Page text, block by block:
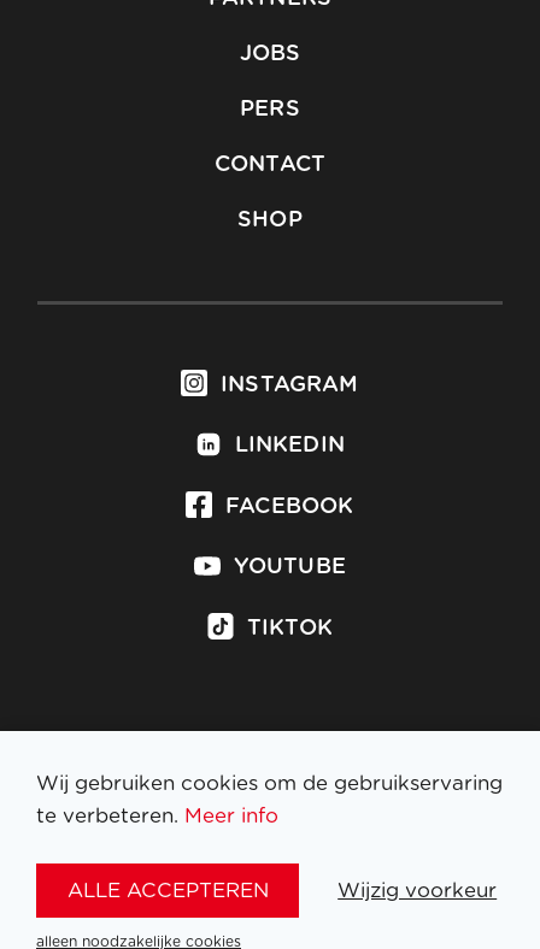
JOBS
PERS
CONTACT
SHOP
INSTAGRAM
LINKEDIN
FACEBOOK
YOUTUBE
TIKTOK
Inschrijven op nieuwsbrief
Wij gebruiken cookies om de gebruikservaring
te verbeteren. Meer info
ALLE ACCEPTEREN Wijzig voorkeur
alleen noodzakelijke cookies